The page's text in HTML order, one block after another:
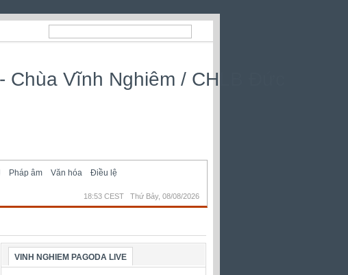
Pháp âm Văn hóa Điều lệ
18:53 CEST Thứ Bảy, 08/08/2026
VINH NGHIEM PAGODA LIVE